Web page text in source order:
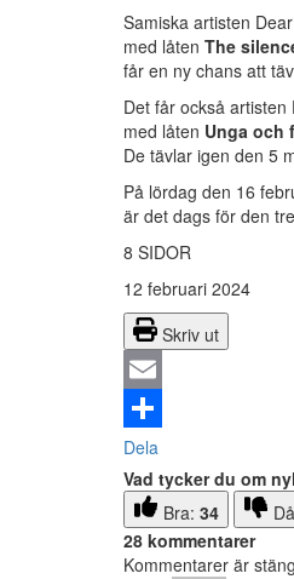
Samiska artisten
med låten The
får en ny chans att
Det får också artisten
med låten Unga och
De tävlar igen den 5
På lördag den 16
är det dags för den
8 SIDOR
12 februari 2024
Skriv ut
Email
Dela
Vad tycker du om
Bra: 34
28 kommentarer
Kommentarer är